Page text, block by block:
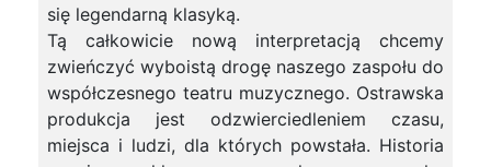
się legendarną klasyką.
Tą całkowicie nową interpretacją chcemy
zwieńczyć wyboistą drogę naszego zaspołu do
współczesnego teatru muzycznego. Ostrawska
produkcja jest odzwierciedleniem czasu,
miejsca i ludzi, dla których powstała. Historia